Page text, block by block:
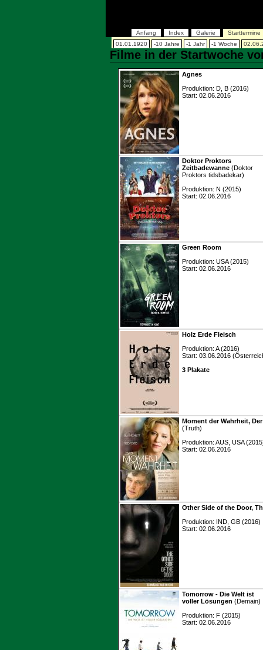
Anfang Index Galerie
Starttermine
01.01.1920
-10 Jahre -1 Jahr -1 Woche
Filme in der Startwoche
Agnes
Produktion: D, B (2016)
Start: 02.06.2016
Doktor Proktors
Zeitbadewanne (Doktor
Proktors tidsbadekar)
Produktion: N (2015)
Start: 02.06.2016
Green Room
Produktion: USA (2015)
Start: 02.06.2016
Holz Erde Fleisch
Produktion: A (2016)
Start: 03.06.2016
3 Plakate
Moment der Wahrheit, Der
(Truth)
Produktion: AUS, USA
Start: 02.06.2016
Other Side of the Door,
Produktion: IND, GB (2016)
Start: 02.06.2016
Tomorrow - Die Welt ist
voller Lösungen (Demain)
Produktion: F (2015)
Start: 02.06.2016